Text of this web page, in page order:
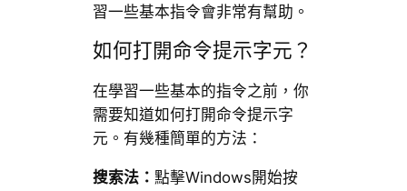
習一些基本指令會非常有幫助。
如何打開命令提示字元？
在學習一些基本的指令之前，你
需要知道如何打開命令提示字
元。有幾種簡單的方法：
搜索法： 點擊Windows開始按